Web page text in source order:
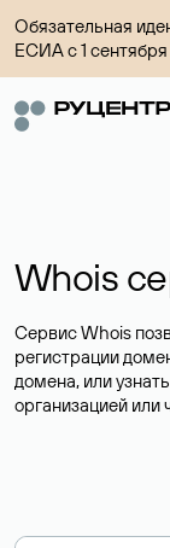
Обязательная
ЕСИА с 1
Whois
Сервис Whois
регистрации
домена, или
организацией или